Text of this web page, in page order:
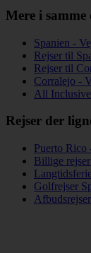
Mere i samme
Spanien -
Rejser til
Rejser til
Corralejo -
All
Rejser der
Puerto Rico
Billige
Golfrejser